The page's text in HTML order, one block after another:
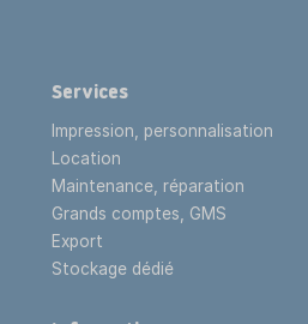
Services
Impression, personnalisation
Location
Maintenance, réparation
Grands comptes, GMS
Export
Stockage dédié